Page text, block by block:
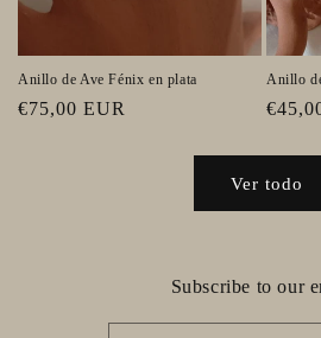
Anillo de Ave Fénix en plata
Precio
€75,00 EUR
Anillo
Precio
Ver todo
Subscribe to our